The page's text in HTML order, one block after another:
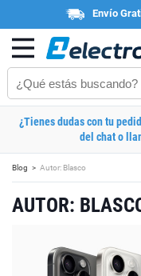
Envío
¿Tienes dudas con tu
del chat o
Blog Autor: Blasco
AUTOR: